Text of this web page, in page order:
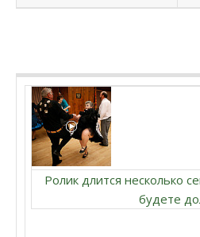
Ролик длится несколько
будете